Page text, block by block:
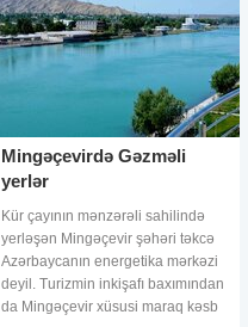
Mingəçevirdə Gəzməli
yerlər
Kür çayının mənzərəli sahilində
yerləşən Mingəçevir şəhəri təkcə
Azərbaycanın energetika mərkəzi
deyil. Turizmin inkişafı baxımından
da Mingəçevir xüsusi maraq kəsb